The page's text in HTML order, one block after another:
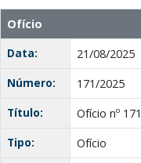
Ofício
Data:
21/08/2025
Número:
171/2025
Título:
Ofício nº
Tipo:
Ofício